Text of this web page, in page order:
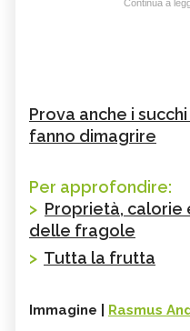
Continua a
Prova anche i
fanno dimagrire
Per approfondire:
> Proprietà, calorie
delle fragole
> Tutta la frutta
Immagine | Rasmus